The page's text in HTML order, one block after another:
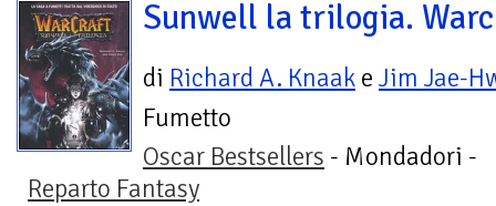
Sunwell la trilogia.
di Richard A. Knaak e Jim Jae-
Fumetto
Oscar Bestsellers - Mondadori -
Reparto Fantasy